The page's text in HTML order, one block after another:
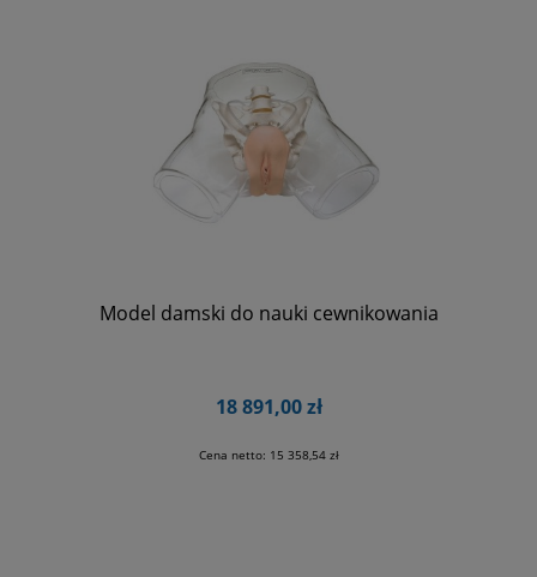
Model damski do nauki cewnikowania
18 891,00 zł
Cena netto: 15 358,54 zł